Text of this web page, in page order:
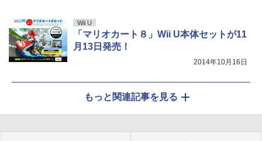
Wii U
「マリオカート８」Wii U本体セットが11
月13日発売！
2014年10月16日
もっと関連記事を見る